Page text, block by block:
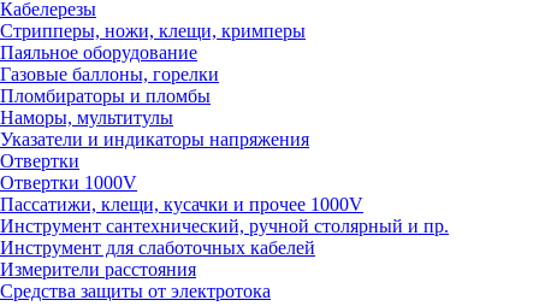
Кабелерезы
Стрипперы, ножи, клещи, кримперы
Паяльное оборудование
Газовые баллоны, горелки
Пломбираторы и пломбы
Наморы, мультитулы
Указатели и индикаторы напряжения
Отвертки
Отвертки 1000V
Пассатижи, клещи, кусачки и прочее 1000V
Инструмент сантехнический, ручной столярный и пр.
Инструмент для слаботочных кабелей
Измерители расстояния
Средства защиты от электротока